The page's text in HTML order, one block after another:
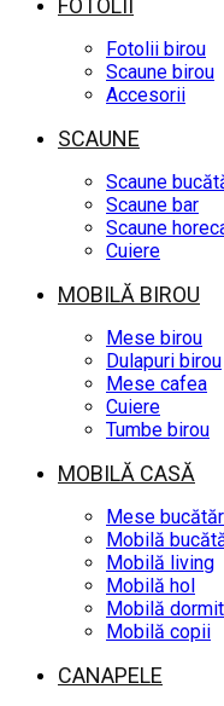
FOTOLII
Fotolii birou
Scaune birou
Accesorii
SCAUNE
Scaune
Scaune bar
Scaune
Cuiere
MOBILĂ BIROU
Mese birou
Dulapuri birou
Mese cafea
Cuiere
Tumbe birou
MOBILĂ CASĂ
Mese
Mobilă
Mobilă living
Mobilă hol
Mobilă
Mobilă copii
CANAPELE